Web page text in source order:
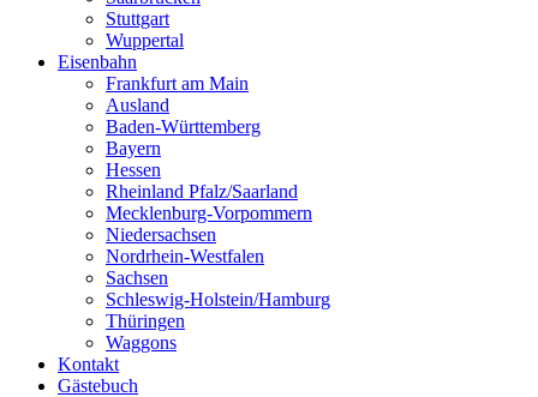
Stuttgart
Wuppertal
Eisenbahn
Frankfurt am Main
Ausland
Baden-Württemberg
Bayern
Hessen
Rheinland Pfalz/Saarland
Mecklenburg-Vorpommern
Niedersachsen
Nordrhein-Westfalen
Sachsen
Schleswig-Holstein/Hamburg
Thüringen
Waggons
Kontakt
Gästebuch